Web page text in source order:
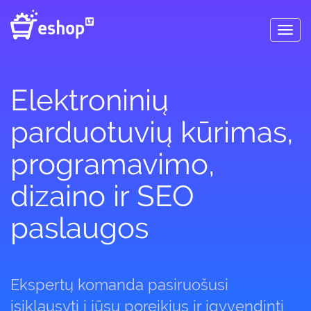
Elektroninių
parduotuvių kūrimas,
programavimo,
dizaino ir SEO
paslaugos
Ekspertų komanda pasiruošusi
įsiklausyti į jūsų poreikius ir įgyvendinti